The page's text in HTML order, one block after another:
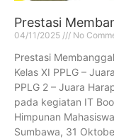
Prestasi
04/11/2025 No
Prestasi
Kelas XI PPLG –
PPLG 2 – Juara
pada kegiatan IT
Himpunan
Sumbawa, 31